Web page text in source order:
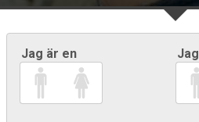
Jag är en